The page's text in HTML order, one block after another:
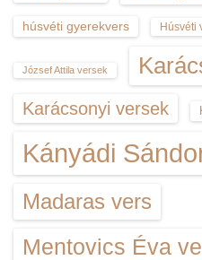
húsvéti gyerekvers Húsvéti
József Attila versek
Karácsonyi versek
Kányádi
Madaras vers
Mentovics Éva